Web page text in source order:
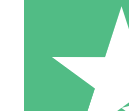
10 Downloaden
20 00